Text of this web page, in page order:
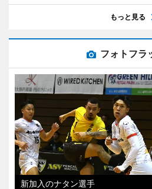
もっと見る
フォトフラ
新加入のナタン選手